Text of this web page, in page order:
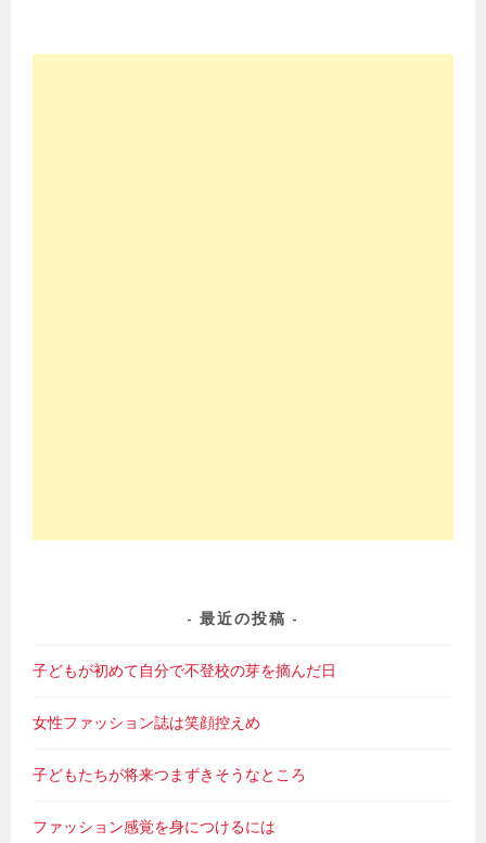
最近の投稿
子どもが初めて自分で不登校の芽を摘んだ日
女性ファッション誌は笑顔控えめ
子どもたちが将来つまずきそうなところ
ファッション感覚を身につけるには